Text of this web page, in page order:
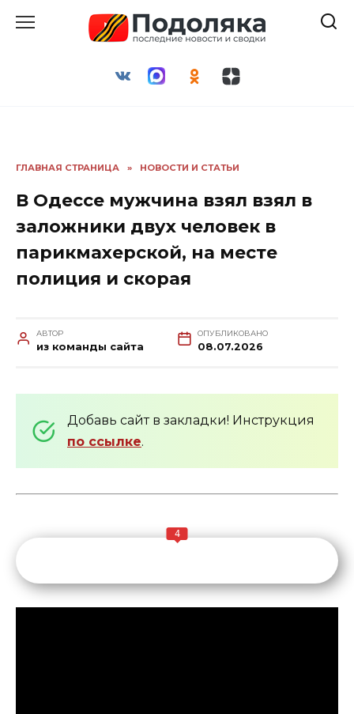
ГЛАВНАЯ СТРАНИЦА » НОВОСТИ И СТАТЬИ
В Одессе мужчина взял взял в
заложники двух человек в
парикмахерской, на месте
полиция и скорая
АВТОР
из команды сайта
ОПУБЛИКОВАНО
08.07.2026
Добавь сайт в закладки! Инструкция
по ссылке.
4